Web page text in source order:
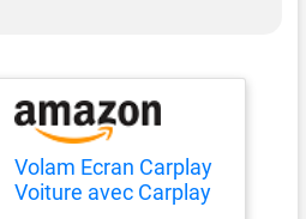
Volam Ecran Carplay
Voiture avec Carplay